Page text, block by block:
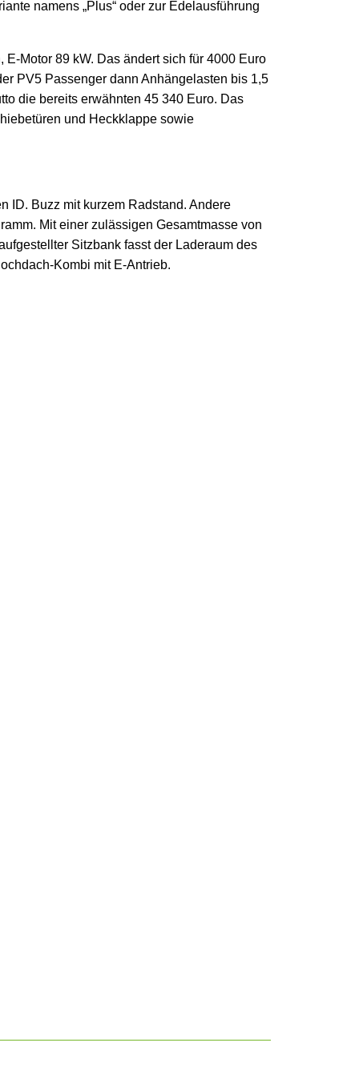
namens „Plus“ oder zur Edelausführung
Motor 89 kW. Das ändert sich für 4000 Euro
PV5 Passenger dann Anhängelasten bis 1,5
die bereits erwähnten 45 340 Euro. Das
und Heckklappe sowie
ID. Buzz mit kurzem Radstand. Andere
Mit einer zulässigen Gesamtmasse von
Sitzbank fasst der Laderaum des
Kombi mit E-Antrieb.